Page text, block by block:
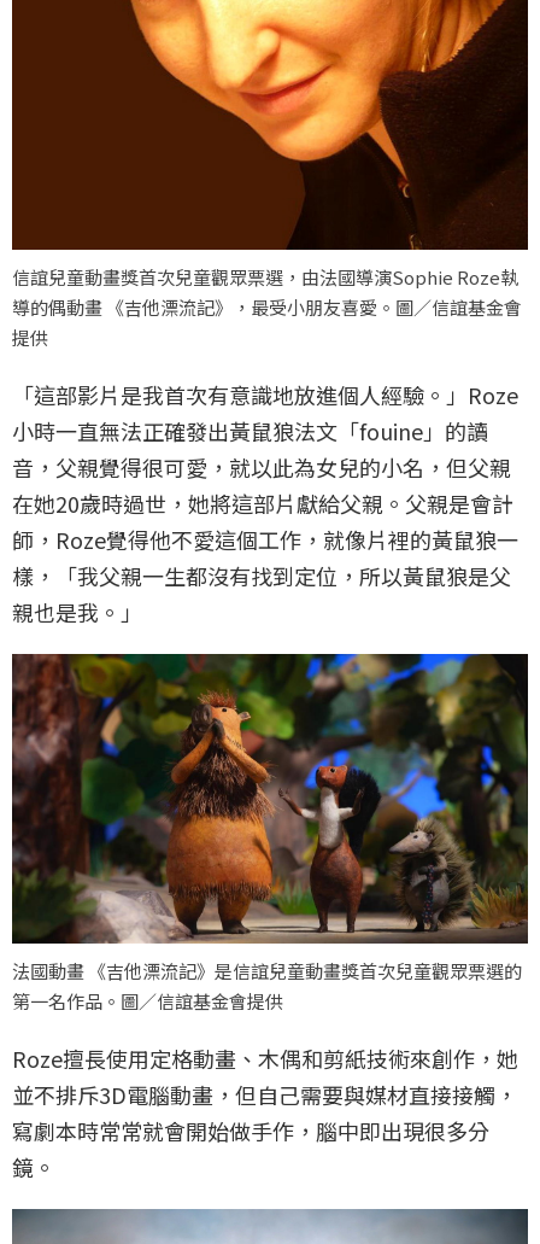
信誼兒童動畫獎首次兒童觀眾票選，由法國導演Sophie Roze執
導的偶動畫 《吉他漂流記》，最受小朋友喜愛。圖／信誼基金會
提供
「這部影片是我首次有意識地放進個人經驗。」Roze
小時一直無法正確發出黃鼠狼法文「fouine」的讀
音，父親覺得很可愛，就以此為女兒的小名，但父親
在她20歲時過世，她將這部片獻給父親。父親是會計
師，Roze覺得他不愛這個工作，就像片裡的黃鼠狼一
樣，「我父親一生都沒有找到定位，所以黃鼠狼是父
親也是我。」
法國動畫 《吉他漂流記》是信誼兒童動畫獎首次兒童觀眾票選的
第一名作品。圖／信誼基金會提供
Roze擅長使用定格動畫、木偶和剪紙技術來創作，她
並不排斥3D電腦動畫，但自己需要與媒材直接接觸，
寫劇本時常常就會開始做手作，腦中即出現很多分
鏡。